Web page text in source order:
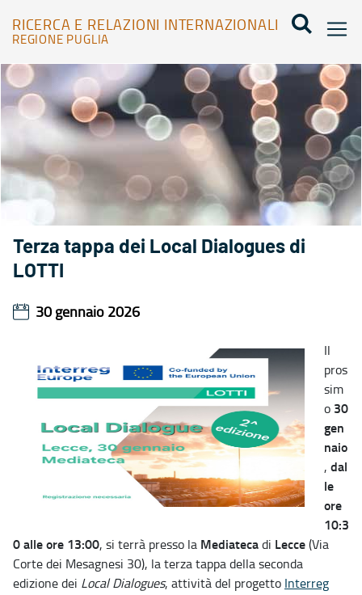
RICERCA E RELAZIONI INTERNAZIONALI
REGIONE PUGLIA
Agenda - Ricerca e relazioni internazionali
Terza tappa dei Local Dialogues di
LOTTI
30 gennaio 2026
Il
pros
sim
o 30
gen
naio
, dal
le
ore
10:3
0 alle ore 13:00, si terrà presso la Mediatecadi Lecce(Via
Corte dei Mesagnesi 30), la terza tappa della seconda
edizione dei Local Dialogues, attività del progetto Interreg